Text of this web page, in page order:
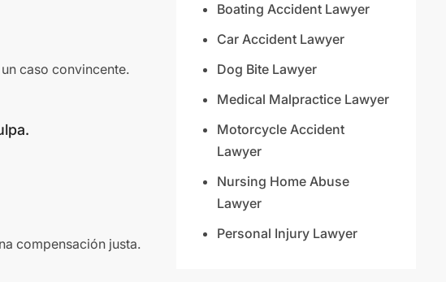
caso convincente.
compensación justa.
Boating Accident Lawyer
Car Accident Lawyer
Dog Bite Lawyer
Medical Malpractice Lawyer
Motorcycle Accident
Lawyer
Nursing Home Abuse
Lawyer
Personal Injury Lawyer